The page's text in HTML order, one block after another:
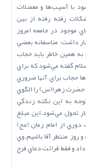
با آسيب‌ها و معضلات
رفته رفته از بين
موجود در جامعه امروز
داشت: متاسفانه بعضي
همين خاطر بايد حجاب
گفته مي‌شود كه براي
حجاب براي آنها ضروري
حضرت زهرا(س) را الگوي
به اين نكته زندگي
تحول مي‌شود.اين مبلغ
از امام زمان (عج)
منتظر آقا باشيم.وي
و فقط قرائت دعاي فرج